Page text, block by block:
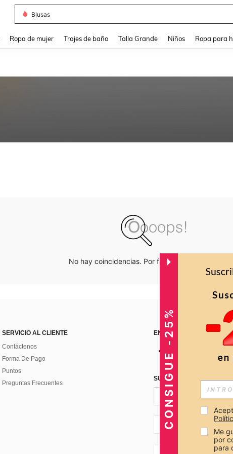
Blusas
Ropa de mujer Trajes de baño Talla Grande Niños Ropa para
No hay coincidencias. Por favor inténtalo de
SERVICIO AL CLIENTE
Contáctenos
Forma De Pago
Puntos
Preguntas Frecuentes
ENCUÉNTRANOS EN
SUSCRÍBETE PARA
CO + 57
CONSIGUE -25%
Me
por
para